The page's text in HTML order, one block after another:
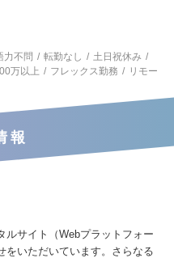
力不問 転勤なし
土日祝休み
万以上 フレックス勤務
リモー
報
ルサイト（Webプラットフォー
をいただいています。さらなる